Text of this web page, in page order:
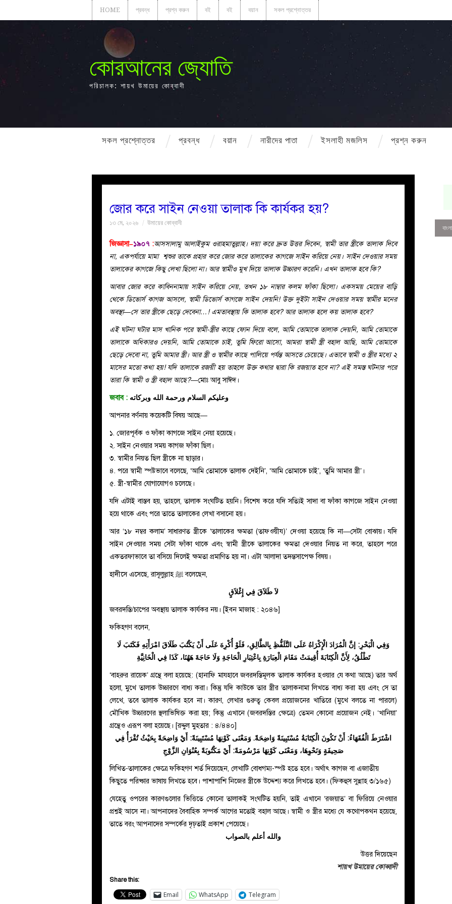
HOME প্রবন্ধ প্রশ্ন করুন বই বই বয়ান সকল প্রশ্নোত্তর
কোরআনের জ্যোতি
পরিচালক: শায়খ উমায়ের কোব্বাদী
সকল প্রশ্নোত্তর প্রবন্ধ বয়ান নারীদের পাতা ইসলাহী মজলিস প্রশ্ন করুন
জোর করে সাইন নেওয়া তালাক কি কার্যকর হয়?
১৩ মে, ২০২৬ উমায়ের কোব্বাদী
জিজ্ঞাসা–১৯০৭ :আসসালামু আলাইকুম ওরাহমাতুল্লাহ। দয়া করে দ্রুত উত্তর দিবেন, স্বামী তার স্ত্রীকে তালাক দিবে
না, একপর্যায়ে মামা শ্বশুর তাকে প্রহার করে জোর করে তালাকের কাগজে সাইন করিয়ে নেয়। সাইন দেওয়ার সময়
তালাকের কাগজে কিছু লেখা ছিলো না। আর স্বামীও মুখ দিয়ে তালাক উচ্চারণ করেনি। এখন তালাক হবে কি?
আবার জোর করে কাবিননামায় সাইন করিয়ে নেয়, তখন ১৮ নাম্বার কলম ফাঁকা ছিলো। একসময় মেয়ের বাড়ি
থেকে ডিভোর্স কাগজ আসলে, স্বামী ডিভোর্স কাগজে সাইন দেয়নি! উক্ত দুইটা সাইন দেওয়ার সময় স্বামীর মনের
অবস্থা—সে তার স্ত্রীকে ছেড়ে দেবেনা…! এমতাবস্থায় কি তালাক হবে? আর তালাক হলে কয় তালাক হবে?
এই ঘটনা ঘটার মাস খানিক পরে স্বামী-স্ত্রীর কাছে ফোন দিয়ে বলে, আমি তোমাকে তালাক দেয়নি, আমি তোমাকে
তালাকে অধিকারও দেয়নি, আমি তোমাকে চাই, তুমি ফিরো আসো, আমরা স্বামী স্ত্রী বহাল আছি, আমি তোমাকে
ছেড়ে দেবো না, তুমি আমার স্ত্রী। আর স্ত্রী ও স্বামীর কাছে পালিয়ে পর্যন্ত আসতে চেয়েছে। এভাবে স্বামী ও স্ত্রীর মধ্যে ২
মাসের মতো কথা হয়! যদি তালাকে রজয়ী হয় তাহলে উক্ত কথার দ্বারা কি রজয়াত হবে না? এই সমস্ত ঘটনার পরে
তারা কি স্বামী ও স্ত্রী বহাল আছে?—মোঃ আবু সাঈদ।
জবাব : وعليكم السلام ورحمة الله وبركاته
আপনার বর্ণনায় কয়েকটি বিষয় আছে—
১. জোরপূর্বক ও ফাঁকা কাগজে সাইন নেয়া হয়েছে।
২. সাইন নেওয়ার সময় কাগজ ফাঁকা ছিল।
৩. স্বামীর নিয়ত ছিল স্ত্রীকে না ছাড়ার।
৪. পরে স্বামী স্পষ্টভাবে বলেছে, ‘আমি তোমাকে তালাক দেইনি’, ‘আমি তোমাকে চাই’, ‘তুমি আমার স্ত্রী’।
৫. স্ত্রী-স্বামীর যোগাযোগও চলেছে।
যদি এটাই বাস্তব হয়, তাহলে, তালাক সংঘটিত হয়নি। বিশেষ করে যদি সত্যিই সাদা বা ফাঁকা কাগজে সাইন নেওয়া
হয়ে থাকে এবং পরে তাতে তালাকের লেখা বসানো হয়।
আর ‘১৮ নম্বর কলাম’ সাধারণত স্ত্রীকে ‘তালাকের ক্ষমতা (তাফওয়ীয)’ দেওয়া হয়েছে কি না—সেটা বোঝায়। যদি
সাইন দেওয়ার সময় সেটা ফাঁকা থাকে এবং স্বামী স্ত্রীকে তালাকের ক্ষমতা দেওয়ার নিয়ত না করে, তাহলে পরে
একতরফাভাবে তা বসিয়ে দিলেই ক্ষমতা প্রমাণিত হয় না। এটা আলাদা তদন্তসাপেক্ষ বিষয়।
হাদীসে এসেছে, রাসূলুল্লাহ ﷺ বলেছেন,
لاَ طَلاَقَ فِي إِغْلاَقٍ
জবরদস্তি/চাপের অবস্থায় তালাক কার্যকর নয়। [ইবন মাজাহ : ২০৪৬]
ফকিহগণ বলেন,
وَفِي الْبَحْرِ: إنَّ الْمُرَادَ الْإِكْرَاهُ عَلَى التَّلَفُّظِ بِالطَّالِقِ، فَلَوْ أُكْرِهَ عَلَى أَنْ يَكْتُبَ طَلَاقَ امْرَأَتِهِ فَكَتَبَ لَا
تَطْلُقُ، لِأَنَّ الْكِتَابَةَ أُقِيمَتْ مَقَامَ الْعِبَارَةِ بِاعْتِبَارِ الْحَاجَةِ وَلَا حَاجَةَ هَهُنَا،كَذَا فِي الْخَانِيَّةِ
‘বাহরুর রায়েক’ গ্রন্থে বলা হয়েছে: (হানাফি মাযহাবে জবরদস্তিমূলক তালাক কার্যকর হওয়ার যে কথা আছে) তার অর্থ
হলো, মুখে তালাক উচ্চারণে বাধ্য করা। কিন্তু যদি কাউকে তার স্ত্রীর তালাকনামা লিখতেবাধ্য করা হয় এবং সে তা
লেখে, তবে তালাক কার্যকর হবে না। কারণ, লেখার গুরুত্ব কেবল প্রয়োজনের খাতিরে (মুখে বলতে না পারলে)
মৌখিক উচ্চারণের স্থলাভিষিক্ত করা হয়; কিন্তু এখানে (জবরদস্তির ক্ষেত্রে) তেমন কোনো প্রয়োজন নেই। ‘খানিয়া’
গ্রন্থেও এরূপ বলা হয়েছে। [রদ্দুল মুহতার : ৪/৪৪০]
اشْتَرَطَ الْفُقَهَاءُ: أَنْ تَكُونَ الْكِتَابَةُ مُسْتَبِينَةً وَاضِحَةً. وَمَعْنَى كَوْنِهَا مُسْتَبِينَةً: أَيْ وَاضِحَةً بِحَيْثُ تُقْرَأُ فِي
صَحِيفَةٍ وَنَحْوِهَا، وَمَعْنَى كَوْنِهَا مَرْسُومَةً: أَيْ مَكْتُوبَةً بِعُنْوَانِ الزَّوْجِ
লিখিত-তালাকের ক্ষেত্রে ফকিহগণ শর্ত দিয়েছেন, লেখাটি বোধগম্য-স্পষ্ট হতে হবে। অর্থাৎ কাগজ বা এজাতীয়
কিছুতে পরিষ্কার ভাষায় লিখতে হবে। পাশাপাশি নিজের স্ত্রীকে উদ্দেশ্য করে লিখতে হবে। (ফিকহুস সুন্নাহ ৩/১৬৫)
যেহেতু ওপরের কারণগুলোর ভিত্তিতে কোনো তালাকই সংঘটিত হয়নি, তাই এখানে ‘রজয়াত’ বা ফিরিয়ে নেওয়ার
প্রশ্নই আসে না। আপনাদের বৈবাহিক সম্পর্ক আগের মতোই বহাল আছে। স্বামী ও স্ত্রীর মধ্যে যে কথোপকথন হয়েছে,
তাতে বরং আপনাদের সম্পর্কের দৃঢ়তাই প্রকাশ পেয়েছে।
والله أعلم بالصواب
উত্তর দিয়েছেন
শায়খ উমায়ের কোব্বাদী
Share this:
Email WhatsApp Telegram